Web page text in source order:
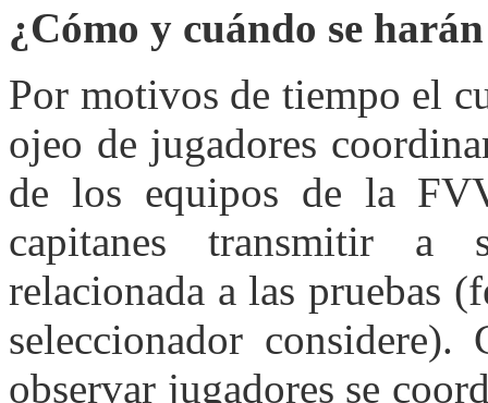
¿Cómo y cuándo se
Por motivos de tiempo el
ojeo de jugadores
de los equipos de la
capitanes transmitir a
relacionada a las pruebas
seleccionador
observar jugadores se